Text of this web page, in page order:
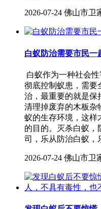
2026-07-24 佛山市卫
白蚁防治需要市民一
白蚁作为一种社会
彻底控制蚁患，需要
治，最重要的就是保
清理掉废弃的木板杂
蚁的生存环境，这样
的目的。灭杀白蚁，
司，乐从防治白蚁，
2026-07-24 佛山市卫